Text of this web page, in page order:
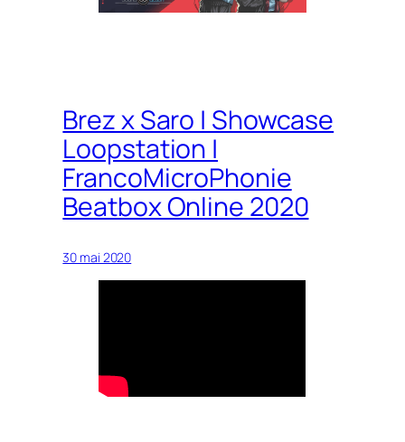
Brez x Saro | Showcase
Loopstation |
FrancoMicroPhonie
Beatbox Online 2020
30 mai 2020